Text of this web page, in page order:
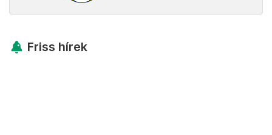
Friss hírek